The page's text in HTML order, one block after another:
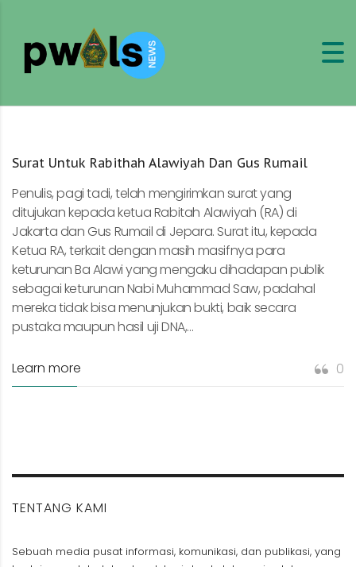
Surat Untuk Rabithah Alawiyah Dan Gus Rumail
Penulis, pagi tadi, telah mengirimkan surat yang
ditujukan kepada ketua Rabitah Alawiyah (RA) di
Jakarta dan Gus Rumail di Jepara. Surat itu, kepada
Ketua RA, terkait dengan masih masifnya para
keturunan Ba Alawi yang mengaku dihadapan publik
sebagai keturunan Nabi Muhammad Saw, padahal
mereka tidak bisa menunjukan bukti, baik secara
pustaka maupun hasil uji DNA,...
Learn more 0
TENTANG KAMI
Sebuah media pusat informasi, komunikasi, dan publikasi, yang